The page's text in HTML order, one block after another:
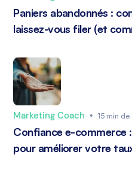
Paniers abandonnés :
laissez-vous filer (et
Marketing Coach • 15 min de
Confiance e-commerce
pour améliorer votre